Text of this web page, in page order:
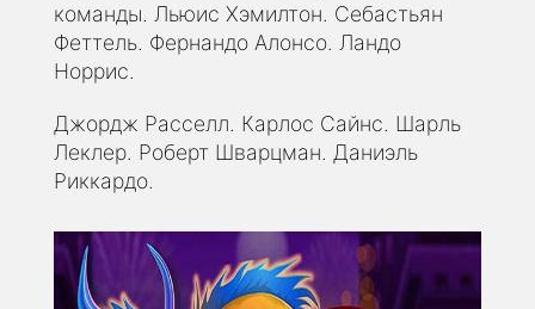
команды. Льюис Хэмилтон. Себастьян
Феттель. Фернандо Алонсо. Ландо
Норрис.
Джордж Расселл. Карлос Сайнс. Шарль
Леклер. Роберт Шварцман. Даниэль
Риккардо.